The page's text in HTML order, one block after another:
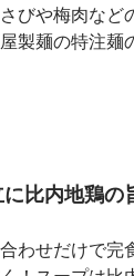
びや梅肉な
製麺の特注麺
比内地鶏の
わせだけで